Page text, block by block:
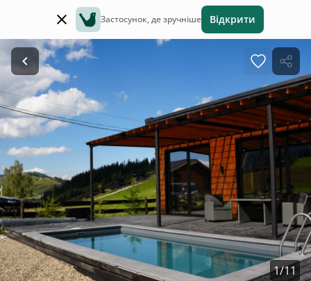
Застосунок, де зручніше Відкрити
1/11